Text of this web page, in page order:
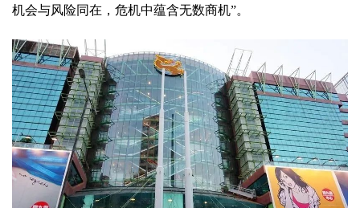
机会与风险同在，危机中蕴含无数商机”。